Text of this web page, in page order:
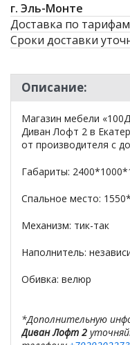
г. Эль-Монте
Доставка по
Сроки доставки
Описание:
Магазин мебели
Диван Лофт 2 в
от производителя с
Габариты:
Спальное место:
Механизм: тик-так
Наполнитель:
Обивка: велюр
*Дополнительную
Диван Лофт 2